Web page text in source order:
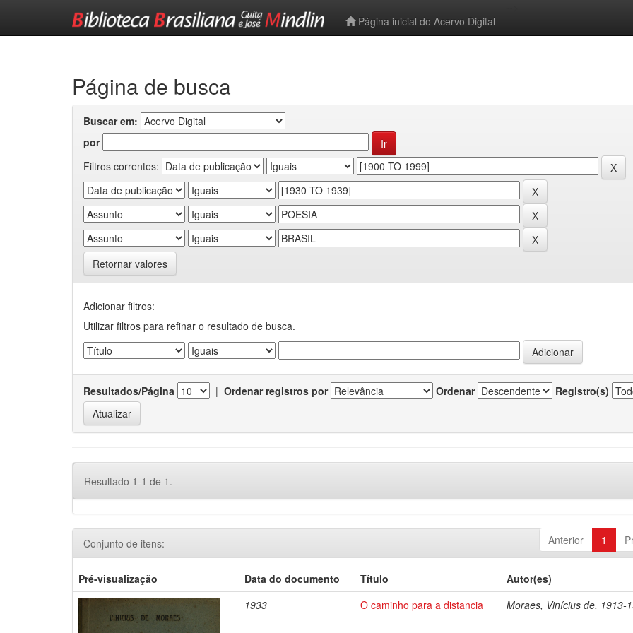
Página inicial do Acervo Digital
Página de busca
Buscar em:
por
Filtros correntes:
Retornar valores
Adicionar filtros:
Utilizar filtros para refinar o resultado de busca.
Resultados/Página | Ordenar registros por Ordenar Registro(s)
Resultado 1-1 de 1.
Anterior 1
Conjunto de itens:
Pré-visualização Data do documento Título
Autor(es)
1933
O caminho para a distancia Moraes, Vinícius de, 1913-